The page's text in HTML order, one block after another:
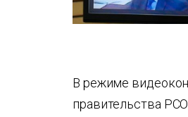
В режиме
правительства